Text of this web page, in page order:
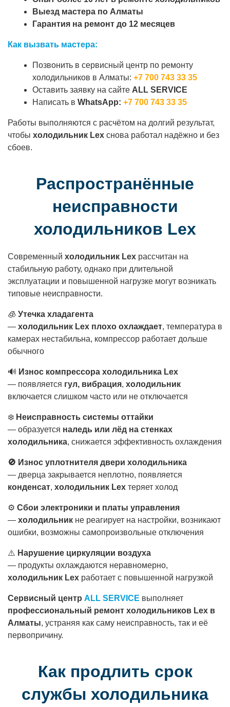
Выезд мастера по Алматы
Гарантия на ремонт до 12 месяцев
Как вызвать мастера:
Позвонить в сервисный центр по ремонту
холодильников в Алматы: +7 700 743 33 35
Оставить заявку на сайте ALL SERVICE
Написать в WhatsApp: +7 700 743 33 35
Работы выполняются с расчётом на долгий результат,
чтобы холодильник Lex снова работал надёжно и без
сбоев.
Распространённые
неисправности
холодильников Lex
Современный холодильник Lex рассчитан на
стабильную работу, однако при длительной
эксплуатации и повышенной нагрузке могут возникать
типовые неисправности.
🧊 Утечка хладагента
— холодильник Lex плохо охлаждает, температура в
камерах нестабильна, компрессор работает дольше
обычного
🔊 Износ компрессора холодильника Lex
— появляется гул, вибрация, холодильник
включается слишком часто или не отключается
❄️ Неисправность системы оттайки
— образуется наледь или лёд на стенках
холодильника, снижается эффективность охлаждения
🚫 Износ уплотнителя двери холодильника
— дверца закрывается неплотно, появляется
конденсат, холодильник Lex теряет холод
⚙️ Сбои электроники и платы управления
— холодильник не реагирует на настройки, возникают
ошибки, возможны самопроизвольные отключения
⚠️ Нарушение циркуляции воздуха
— продукты охлаждаются неравномерно,
холодильник Lex работает с повышенной нагрузкой
Сервисный центр ALL SERVICE выполняет
профессиональный ремонт холодильников Lex в
Алматы, устраняя как саму неисправность, так и её
первопричину.
Как продлить срок
службы холодильника